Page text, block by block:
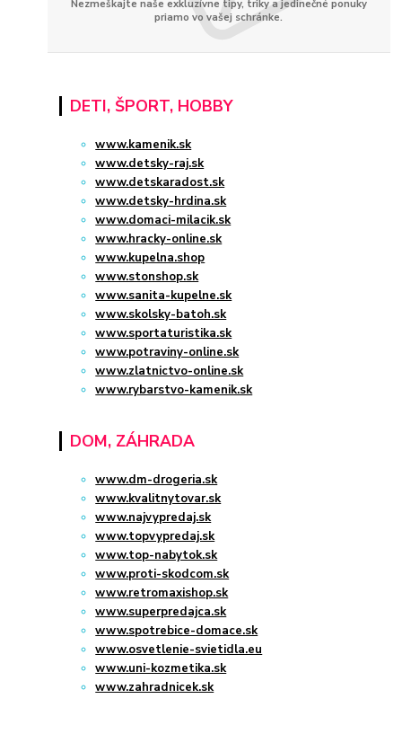
Nezmeškajte naše exkluzívne tipy, triky a jedinečné ponuky
priamo vo vašej schránke.
DETI, ŠPORT, HOBBY
www.kamenik.sk
www.detsky-raj.sk
www.detskaradost.sk
www.detsky-hrdina.sk
www.domaci-milacik.sk
www.hracky-online.sk
www.kupelna.shop
www.stonshop.sk
www.sanita-kupelne.sk
www.skolsky-batoh.sk
www.sportaturistika.sk
www.potraviny-online.sk
www.zlatnictvo-online.sk
www.rybarstvo-kamenik.sk
DOM, ZÁHRADA
www.dm-drogeria.sk
www.kvalitnytovar.sk
www.najvypredaj.sk
www.topvypredaj.sk
www.top-nabytok.sk
www.proti-skodcom.sk
www.retromaxishop.sk
www.superpredajca.sk
www.spotrebice-domace.sk
www.osvetlenie-svietidla.eu
www.uni-kozmetika.sk
www.zahradnicek.sk